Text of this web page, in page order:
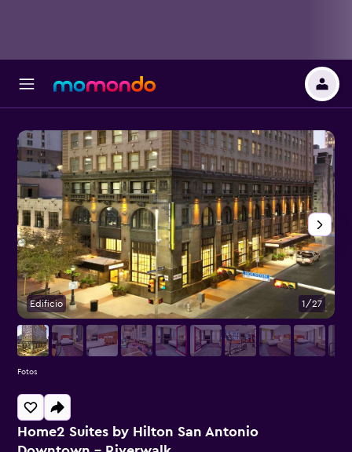
Home2 Suites by Hilton San Antonio
Edificio 1/27
Fotos